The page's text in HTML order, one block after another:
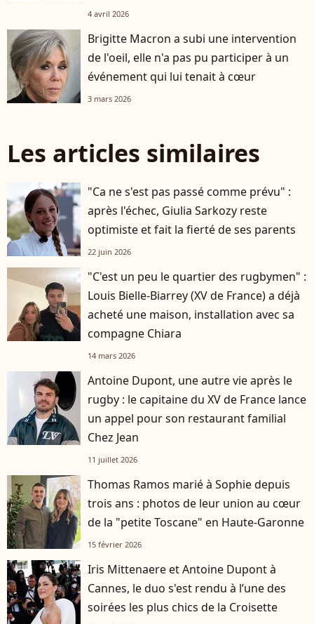
4 avril 2026
Brigitte Macron a subi une intervention
de l'oeil, elle n'a pas pu participer à un
événement qui lui tenait à cœur
3 mars 2026
Les articles similaires
"Ca ne s'est pas passé comme prévu" :
après l'échec, Giulia Sarkozy reste
optimiste et fait la fierté de ses parents
22 juin 2026
"C'est un peu le quartier des rugbymen" :
Louis Bielle-Biarrey (XV de France) a déjà
acheté une maison, installation avec sa
compagne Chiara
14 mars 2026
Antoine Dupont, une autre vie après le
rugby : le capitaine du XV de France lance
un appel pour son restaurant familial
Chez Jean
11 juillet 2026
Thomas Ramos marié à Sophie depuis
trois ans : photos de leur union au cœur
de la "petite Toscane" en Haute-Garonne
15 février 2026
Iris Mittenaere et Antoine Dupont à
Cannes, le duo s'est rendu à l’une des
soirées les plus chics de la Croisette